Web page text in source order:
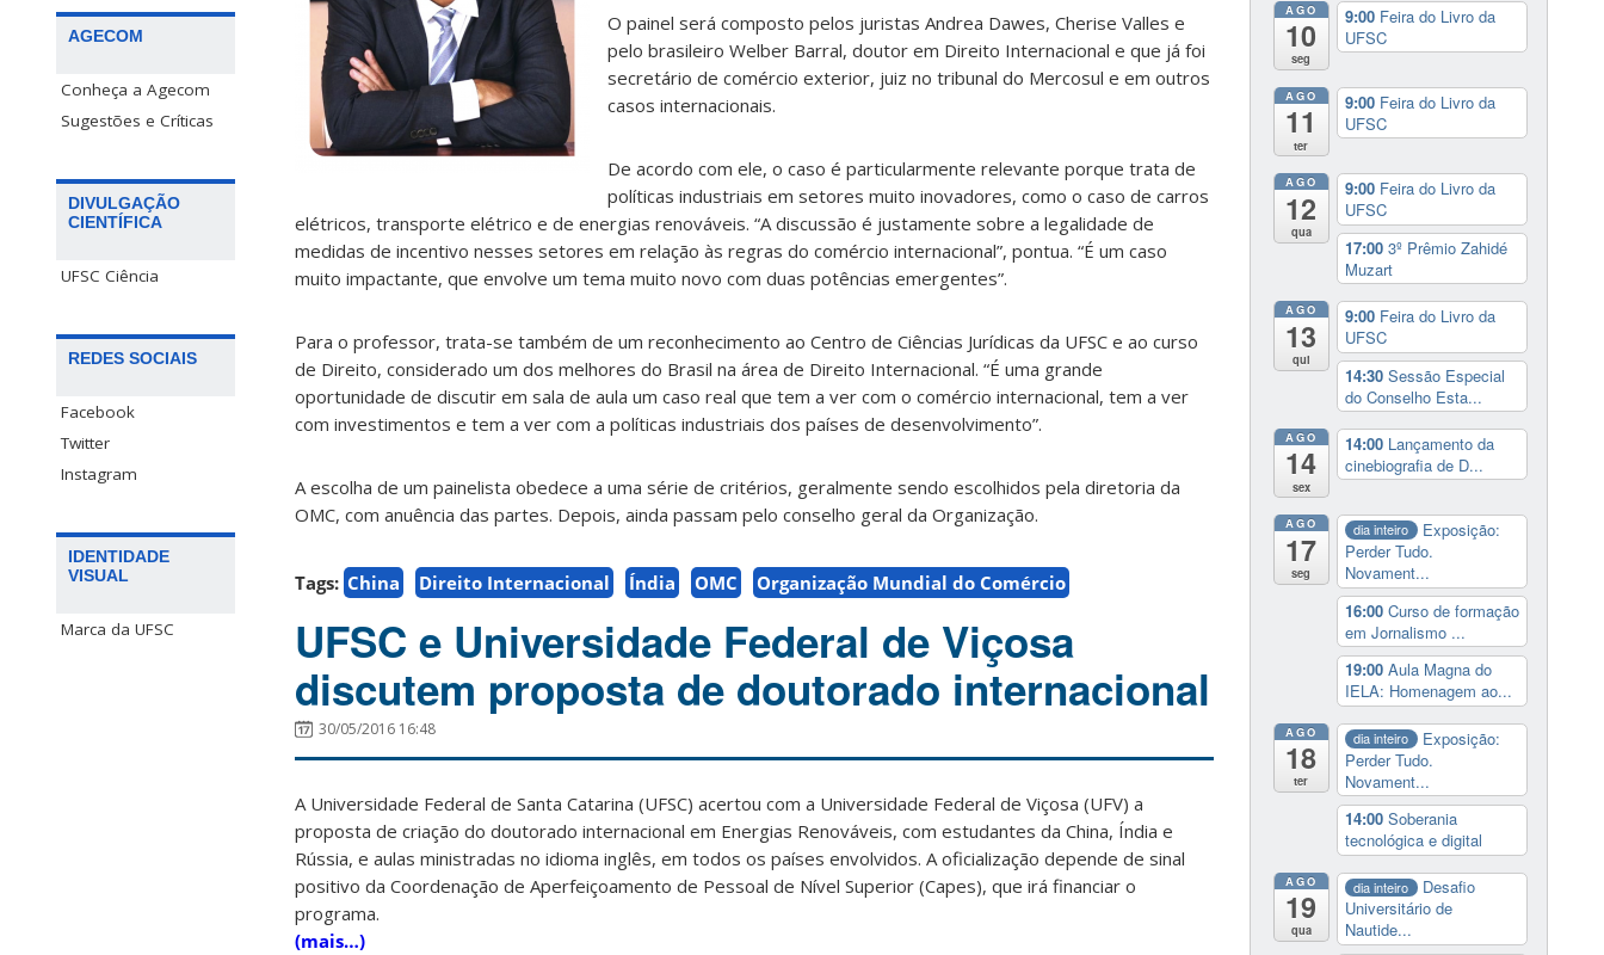
AGECOM
Conheça a Agecom
Sugestões e Críticas
DIVULGAÇÃO
CIENTÍFICA
UFSC Ciência
REDES SOCIAIS
Facebook
Twitter
Instagram
IDENTIDADE
VISUAL
Marca da UFSC
O painel será composto pelos juristas Andrea Dawes, Cherise Valles e
pelo brasileiro Welber Barral, doutor em Direito Internacional e que já foi
secretário de comércio exterior, juiz no tribunal do Mercosul e em outros
casos internacionais.
De acordo com ele, o caso é particularmente relevante porque trata de
políticas industriais em setores muito inovadores, como o caso de carros
elétricos, transporte elétrico e de energias renováveis. “A discussão é justamente sobre a legalidade de
medidas de incentivo nesses setores em relação às regras do comércio internacional”, pontua. “É um caso
muito impactante, que envolve um tema muito novo com duas potências emergentes”.
Para o professor, trata-se também de um reconhecimento ao Centro de Ciências Jurídicas da UFSC e ao curso
de Direito, considerado um dos melhores do Brasil na área de Direito Internacional. “É uma grande
oportunidade de discutir em sala de aula um caso real que tem a ver com o comércio internacional, tem a ver
com investimentos e tem a ver com a políticas industriais dos países de desenvolvimento”.
A escolha de um painelista obedece a uma série de critérios, geralmente sendo escolhidos pela diretoria da
OMC, com anuência das partes. Depois, ainda passam pelo conselho geral da Organização.
Tags: China Direito Internacional Índia OMC Organização Mundial do Comércio
UFSC e Universidade Federal de Viçosa
discutem proposta de doutorado internacional
30/05/2016 16:48
A Universidade Federal de Santa Catarina (UFSC) acertou com a Universidade Federal de Viçosa (UFV) a
proposta de criação do doutorado internacional em Energias Renováveis, com estudantes da China, Índia e
Rússia, e aulas ministradas no idioma inglês, em todos os países envolvidos. A oficialização depende de sinal
positivo da Coordenação de Aperfeiçoamento de Pessoal de Nível Superior (Capes), que irá financiar o
programa.
(mais…)
AGO
10
seg
9:00 Feira do Livro da
UFSC
AGO
11
ter
9:00 Feira do Livro da
UFSC
AGO
12
qua
9:00 Feira do Livro da
UFSC
17:00 3º Prêmio Zahidé
Muzart
AGO
13
qui
9:00 Feira do Livro da
UFSC
14:30 Sessão Especial
do Conselho Esta...
AGO
14
sex
14:00 Lançamento da
cinebiografia de D...
AGO
17
seg
dia inteiro
Exposição:
Perder Tudo.
Novament...
16:00 Curso de formação
em Jornalismo ...
19:00 Aula Magna do
IELA: Homenagem ao...
AGO
18
ter
dia inteiro
Exposição:
Perder Tudo.
Novament...
14:00 Soberania
tecnológica e digital
AGO
19
qua
dia inteiro
Desafio
Universitário de
Nautide...